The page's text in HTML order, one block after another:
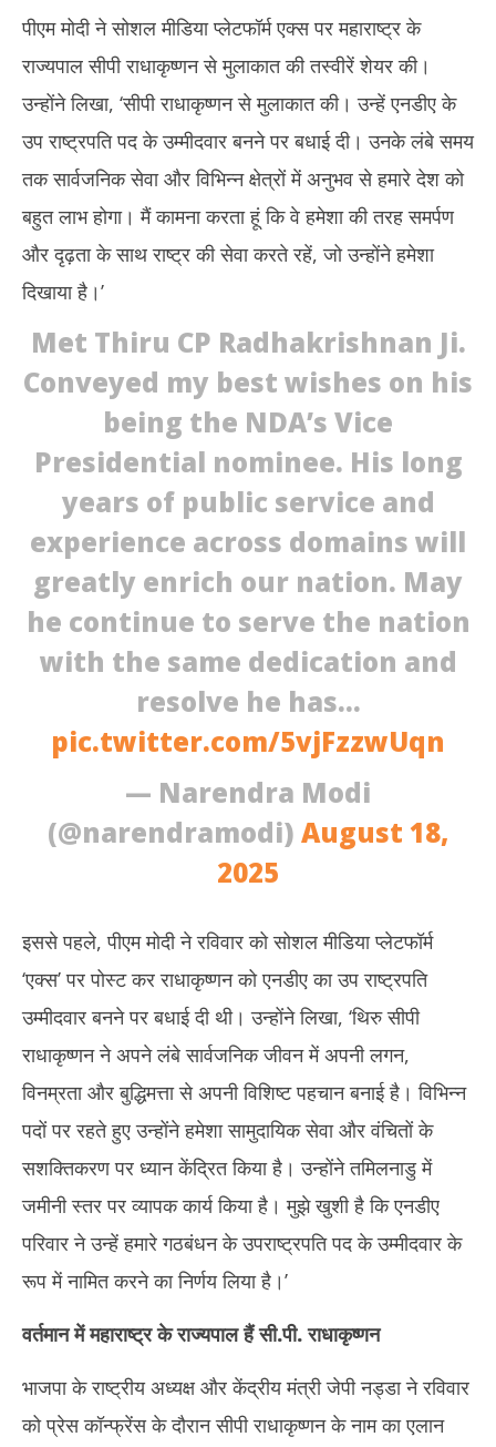
August
18,
पीएम मोदी ने सोशल मीडिया प्लेटफॉर्म एक्स पर महाराष्ट्र के
राज्यपाल सीपी राधाकृष्णन से मुलाकात की तस्वीरें शेयर की।
उन्होंने लिखा, ‘सीपी राधाकृष्णन से मुलाकात की। उन्हें एनडीए के
उप राष्ट्रपति पद के उम्मीदवार बनने पर बधाई दी। उनके लंबे समय
तक सार्वजनिक सेवा और विभिन्न क्षेत्रों में अनुभव से हमारे देश को
बहुत लाभ होगा। मैं कामना करता हूं कि वे हमेशा की तरह समर्पण
और दृढ़ता के साथ राष्ट्र की सेवा करते रहें, जो उन्होंने हमेशा
दिखाया है।’
Met Thiru CP Radhakrishnan Ji.
Conveyed my best wishes on his
being the NDA’s Vice
Presidential nominee. His long
years of public service and
experience across domains will
greatly enrich our nation. May
he continue to serve the nation
with the same dedication and
resolve he has…
pic.twitter.com/5vjFzzwUqn
— Narendra Modi
(@narendramodi) August 18,
2025
इससे पहले, पीएम मोदी ने रविवार को सोशल मीडिया प्लेटफॉर्म
‘एक्स’ पर पोस्ट कर राधाकृष्णन को एनडीए का उप राष्ट्रपति
उम्मीदवार बनने पर बधाई दी थी। उन्होंने लिखा, ‘थिरु सीपी
राधाकृष्णन ने अपने लंबे सार्वजनिक जीवन में अपनी लगन,
विनम्रता और बुद्धिमत्ता से अपनी विशिष्ट पहचान बनाई है। विभिन्न
पदों पर रहते हुए उन्होंने हमेशा सामुदायिक सेवा और वंचितों के
सशक्तिकरण पर ध्यान केंद्रित किया है। उन्होंने तमिलनाडु में
जमीनी स्तर पर व्यापक कार्य किया है। मुझे खुशी है कि एनडीए
परिवार ने उन्हें हमारे गठबंधन के उपराष्ट्रपति पद के उम्मीदवार के
रूप में नामित करने का निर्णय लिया है।’
वर्तमान में महाराष्ट्र के राज्यपाल हैं सी.पी. राधाकृष्णन
भाजपा के राष्ट्रीय अध्यक्ष और केंद्रीय मंत्री जेपी नड्डा ने रविवार
को प्रेस कॉन्फ्रेंस के दौरान सीपी राधाकृष्णन के नाम का एलान